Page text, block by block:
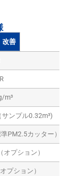
改善
m³
ンプル0.32m³)
PM2.5カッター）
プション）
プション）